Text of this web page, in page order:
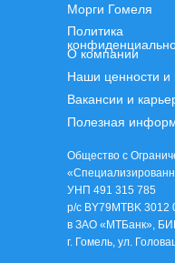
Общество с
УНП 491 315 785
р/с BY79MTBK 3012
в ЗАО «МТБанк»,
г. Гомель, ул.
Морги Гомеля
Политика
О компании
Наши ценности и
Вакансии и
Полезная